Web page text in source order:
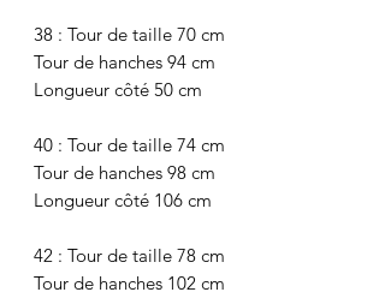
38 : Tour de taille 70 cm
Tour de hanches 94 cm
Longueur côté 50 cm
40 : Tour de taille 74 cm
Tour de hanches 98 cm
Longueur côté 106 cm
42 : Tour de taille 78 cm
Tour de hanches 102 cm